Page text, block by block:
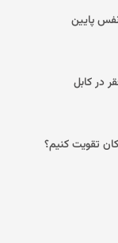
پایین
در کابل
تقویت کنیم؟